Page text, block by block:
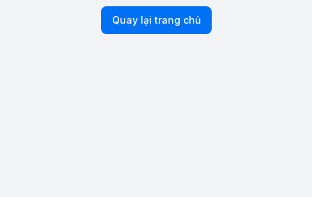
Quay lại trang chủ